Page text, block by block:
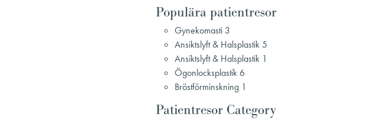
Populära patientresor
Gynekomasti 3
Ansiktslyft & Halsplastik 5
Ansiktslyft & Halsplastik 1
Ögonlocksplastik 6
Bröstförminskning 1
Patientresor Category